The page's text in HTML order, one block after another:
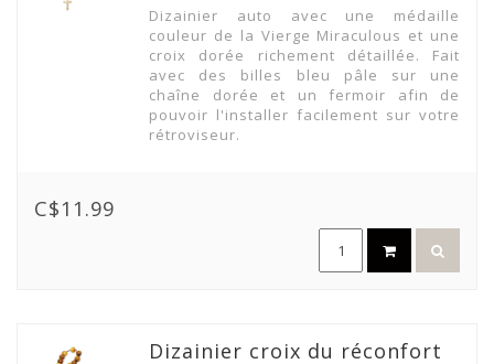
Dizainier auto avec une médaille
couleur de la Vierge Miraculous et une
croix dorée richement détaillée. Fait
avec des billes bleu pâle sur une
chaîne dorée et un fermoir afin de
pouvoir l'installer facilement sur votre
rétroviseur.
C$11.99
Dizainier croix du réconfort